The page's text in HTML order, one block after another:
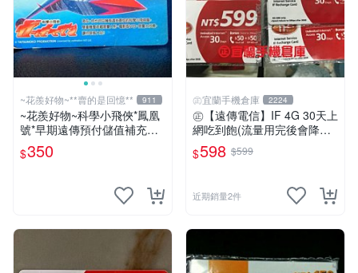
~花羨好物~**賣的是回憶** 911
~花羨好物~科學小飛俠*鳳凰
號*早期遠傳預付儲值補充卡
一609
$350
㊣宜蘭手機倉庫 2224
㊣【遠傳電信】IF 4G 30天上
網吃到飽(流量用完後會降速)
限外籍人士專用㊣宜蘭手機倉
庫
$598 $599
近期銷量2件